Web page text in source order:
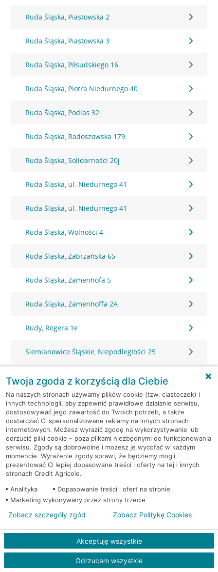
Ruda Śląska, Piastowska 2
Ruda Śląska, Piastowska 3
Ruda Śląska, Piłsudskiego 16
Ruda Śląska, Piotra Niedurnego 40
Ruda Śląska, Podlas 32
Ruda Śląska, Radoszowska 179
Ruda Śląska, Solidarności 20j
Ruda Śląska, ul. Niedurnego 41
Ruda Śląska, ul. Niedurnego 41
Ruda Śląska, Wolności 4
Ruda Śląska, Zabrzańska 65
Ruda Śląska, Zamenhofa 5
Ruda Śląska, Zamenhoffa 2A
Rudy, Rogera 1e
Siemianowice Śląskie, Niepodległości 25
Siemianowice Śląskie, Niepodległości 25
Siemianowice Śląskie, Oświęciska 1A
Siemianowice Śląskie, Pl. Wolności 30
Siemianowice Śląskie, Śląska 1
Siemianowice Śląskie, Śląska 1
Siemianowice Śląskie, Śląska 1
Siemianowice Śląskie, Śląska 24
Siemianowice Śląskie, Wyzwolenia 13
Sosnowiec, 3 Maja 20
Twoja zgoda z korzyścią dla Ciebie
Na naszych stronach używamy plików cookie (tzw. ciasteczek) i
innych technologii, aby zapewnić prawidłowe działanie serwisu,
dostosowywać jego zawartość do Twoich potrzeb, a także
dostarczać Ci spersonalizowane reklamy na innych stronach
internetowych. Możesz wyrazić zgodę na wykorzystywanie lub
odrzucić pliki cookie – poza plikami niezbędnymi do funkcjonowania
serwisu. Zgody są dobrowolne i możesz je wycofać w każdym
momencie. Wyrażenie zgody sprawi, że będziemy mogli
prezentować Ci lepiej dopasowane treści i oferty na tej i innych
stronach Credit Agricole.
Analityka
Dopasowanie treści i ofert na stronie
Marketing wykonywany przez strony trzecie
Akceptuję wszystkie
Odrzucam wszystkie
Zobacz szczegóły zgód Zobacz Politykę Cookies